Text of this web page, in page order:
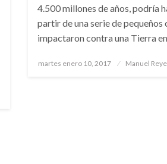
4.500 millones de años, podría
partir de una serie de pequeños
impactaron contra una Tierra
Publicado
martes enero 10, 2017 Manuel